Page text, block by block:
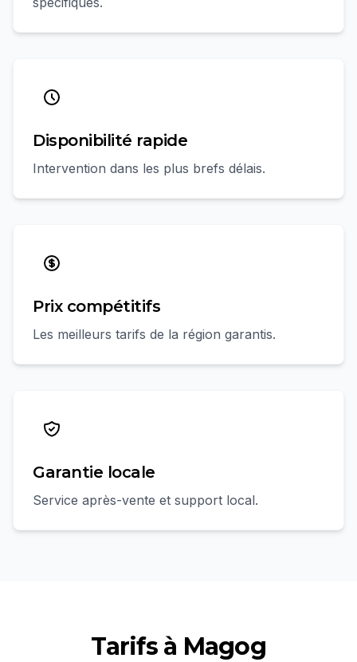
Disponibilité rapide
Intervention dans les plus brefs délais.
Prix compétitifs
Les meilleurs tarifs de la région garantis.
Garantie locale
Service après-vente et support local.
Tarifs à Magog